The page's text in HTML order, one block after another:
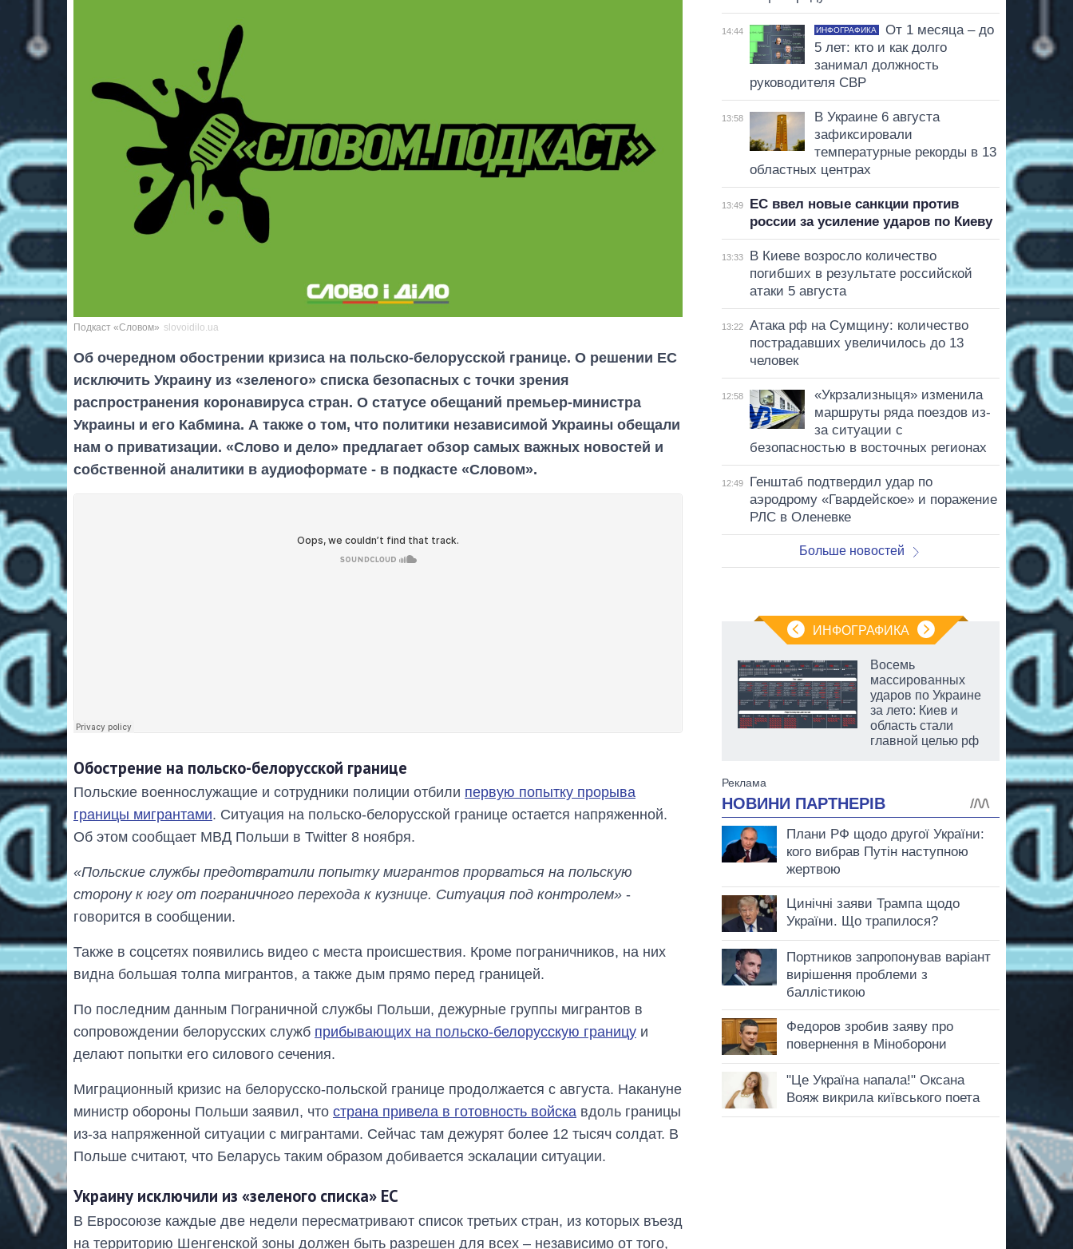
Подкаст «Словом» slovoidilo.ua
Об очередном обострении кризиса на польско-белорусской границе. О решении ЕС
исключить Украину из «зеленого» списка безопасных с точки зрения
распространения коронавируса стран. О статусе обещаний премьер-министра
Украины и его Кабмина. А также о том, что политики независимой Украины обещали
нам о приватизации. «Слово и дело» предлагает обзор самых важных новостей и
собственной аналитики в аудиоформате - в подкасте «Словом».
Обострение на польско-белорусской границе
Польские военнослужащие и сотрудники полиции отбили первую попытку прорыва
границы мигрантами. Ситуация на польско-белорусской границе остается напряженной.
Об этом сообщает МВД Польши в Twitter 8 ноября.
«Польские службы предотвратили попытку мигрантов прорваться на польскую
сторону к югу от пограничного перехода к кузнице. Ситуация под контролем» -
говорится в сообщении.
Также в соцсетях появились видео с места происшествия. Кроме пограничников, на них
видна большая толпа мигрантов, а также дым прямо перед границей.
По последним данным Пограничной службы Польши, дежурные группы мигрантов в
сопровождении белорусских служб прибывающих на польско-белорусскую границу и
делают попытки его силового сечения.
Миграционный кризис на белорусско-польской границе продолжается с августа. Накануне
министр обороны Польши заявил, что страна привела в готовность войска вдоль границы
из-за напряженной ситуации с мигрантами. Сейчас там дежурят более 12 тысяч солдат. В
Польше считают, что Беларусь таким образом добивается эскалации ситуации.
Украину исключили из «зеленого списка» ЕС
В Евросоюзе каждые две недели пересматривают список третьих стран, из которых въезд
на территорию Шенгенской зоны должен быть разрешен для всех – независимо от того,
14:44 ИНФОГРАФИКА
От 1 месяца – до
5 лет: кто и как долго
занимал должность
руководителя СВР
13:58
В Украине 6 августа
зафиксировали
температурные рекорды в 13
областных центрах
13:49
ЕС ввел новые санкции против
россии за усиление ударов по Киеву
13:33
В Киеве возросло количество
погибших в результате российской
атаки 5 августа
13:22
Атака рф на Сумщину: количество
пострадавших увеличилось до 13
человек
12:58
«Укрзализныця» изменила
маршруты ряда поездов из-
за ситуации с
безопасностью в восточных регионах
12:49
Генштаб подтвердил удар по
аэродрому «Гвардейское» и поражение
РЛС в Оленевке
Больше новостей
ИНФОГРАФИКА
Восемь
массированных
ударов по Украине
за лето: Киев и
область стали
главной целью рф